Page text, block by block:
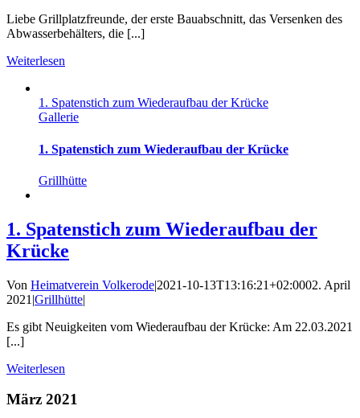
Liebe Grillplatzfreunde, der erste Bauabschnitt, das Versenken des
Abwasserbehälters, die [...]
Weiterlesen
1. Spatenstich zum Wiederaufbau der Krücke
Gallerie
1. Spatenstich zum Wiederaufbau der Krücke
Grillhütte
1. Spatenstich zum Wiederaufbau der
Krücke
Von Heimatverein Volkerode|2021-10-13T13:16:21+02:0002. April
2021 |Grillhütte|
Es gibt Neuigkeiten vom Wiederaufbau der Krücke: Am 22.03.2021
[...]
Weiterlesen
März 2021